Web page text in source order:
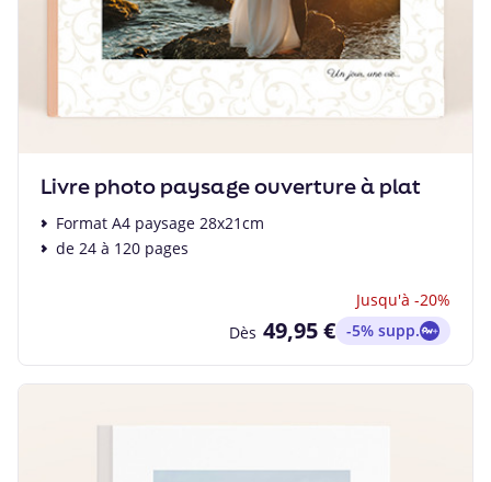
Livre photo paysage ouverture à plat
Format A4 paysage 28x21cm
de 24 à 120 pages
Jusqu'à -20%
Dès 49,95 € -5% supp.